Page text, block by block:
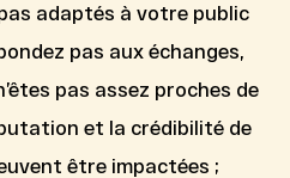
adaptés à votre public
pas aux échanges,
pas assez proches de
et la crédibilité de
être impactées ;